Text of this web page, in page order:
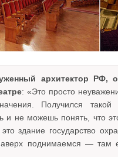
архитектор
: «Это просто
Получился
и не можешь понять, что
здание государство
поднимаемся — там